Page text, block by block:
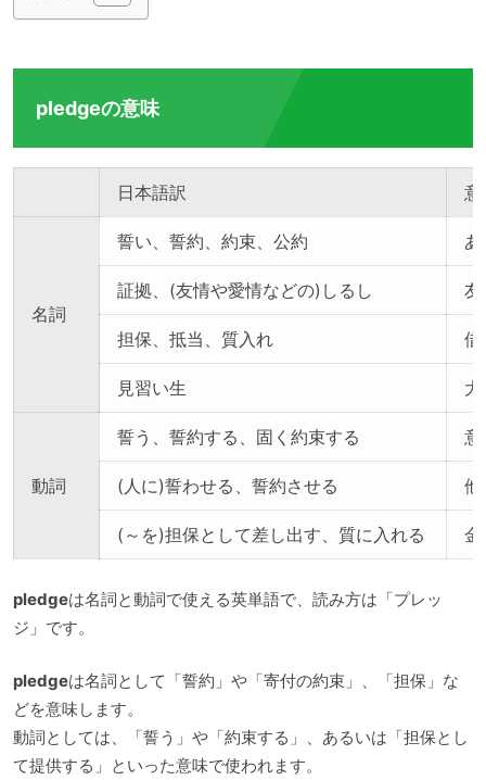
pledgeの意味
日本語訳 意
名詞
誓い、誓約、約束、公約
証拠、(友情や愛情などの)しるし 友
担保、抵当、質入れ 借
見習い生
動詞
誓う、誓約する、固く約束する 意
(人に)誓わせる、誓約させる 他
(～を)担保として差し出す、質に入れる 金
pledgeは名詞と動詞で使える英単語で、読み方は「プレッ
ジ」です。
pledgeは名詞として「誓約」や「寄付の約束」、「担保」な
どを意味します。
動詞としては、「誓う」や「約束する」、あるいは「担保とし
て提供する」といった意味で使われます。